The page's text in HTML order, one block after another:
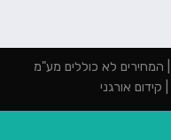
קידום אורגני